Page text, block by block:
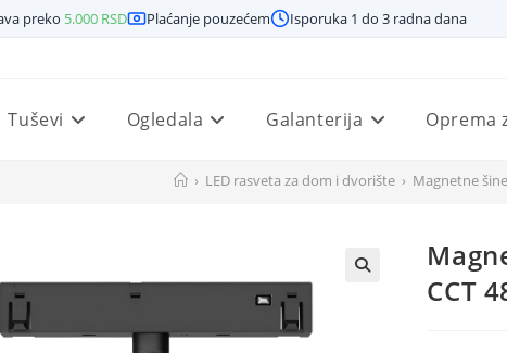
preko 5.000 RSD Plaćanje pouzećem Isporuka 1 do 3 radna dana
Tuševi Ogledala Galanterija Oprema
› LED rasveta za dom i dvorište › Magnetne
CCT